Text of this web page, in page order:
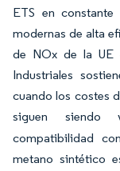
ETS en constante
modernas de alta
de NOx de la UE
Industriales
cuando los costes
siguen siendo
compatibilidad
metano sintético